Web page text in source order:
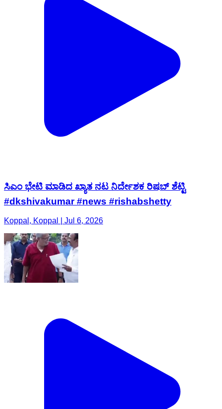
ಸಿಎಂ ಭೇಟಿ ಮಾಡಿದ ಖ್ಯಾತ ನಟ ನಿರ್ದೇಶಕ ರಿಷಬ್ ಶೆಟ್ಟಿ
#dkshivakumar #news #rishabshetty
Koppal, Koppal | Jul 6, 2026